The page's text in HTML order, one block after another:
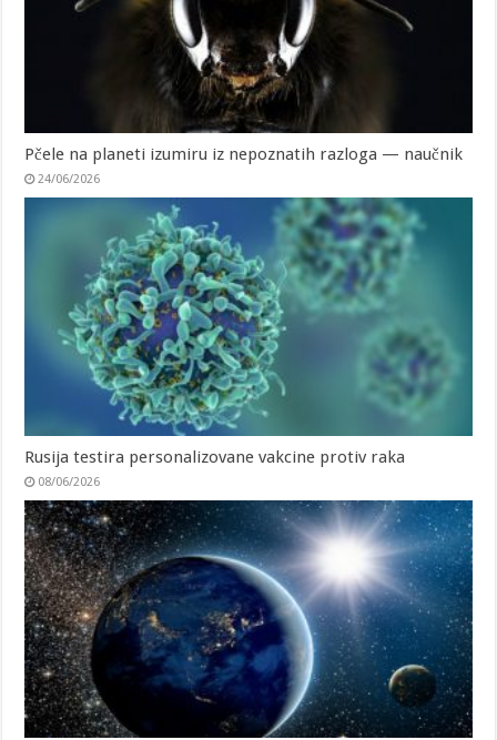
Pčele na planeti izumiru iz nepoznatih razloga — naučnik
24/06/2026
Rusija testira personalizovane vakcine protiv raka
08/06/2026